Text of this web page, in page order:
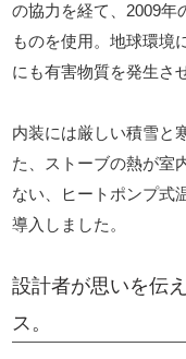
の協力を経て、2009年
ものを使用。地球環境
にも有害物質を発生さ
内装には厳しい積雪と
た、ストーブの熱が室
ない、ヒートポンプ式
導入しました。
設計者が思いを伝
ス。